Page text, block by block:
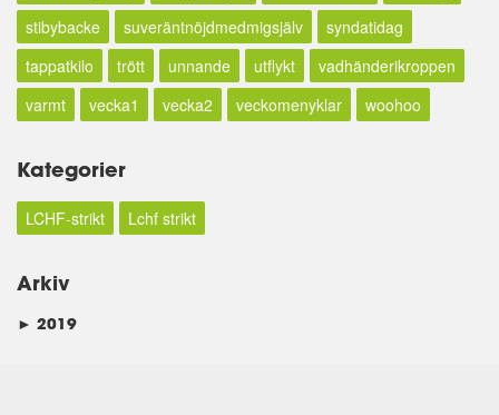
stibybacke
suveräntnöjdmedmigsjälv
syndatidag
tappatkilo
trött unnande utflykt
vadhänderikroppen
varmt
vecka1 vecka2 veckomenyklar woohoo
Kategorier
LCHF-strikt Lchf strikt
Arkiv
► 2019